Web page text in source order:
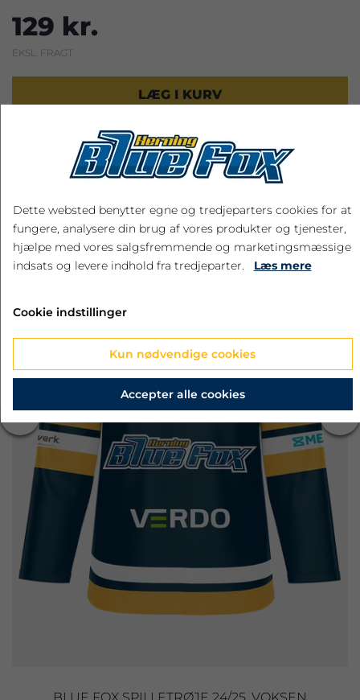
129 kr.
EKSL. FRAGT
LÆG I KURV
RELATEREDE PRODUKTER
Spar 35%
BLUE FOX SPILLETRØJE 24/25, VOKSEN
‹ ›
Dette websted benytter egne og tredjeparters cookies for at
fungere, analysere din brug af vores produkter og tjenester,
hjælpe med vores salgsfremmende og marketingsmæssige
indsats og levere indhold fra tredjeparter.
Læs mere
Cookie indstillinger
Kun nødvendige cookies
Accepter alle cookies